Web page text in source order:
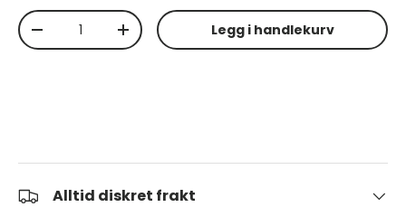
antall
-
+ Legg i handlekurv
Alltid diskret frakt